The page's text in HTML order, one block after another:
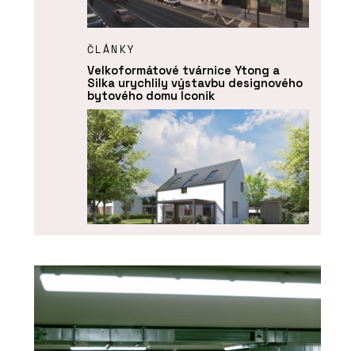
ČLÁNKY
Velkoformátové tvárnice Ytong a
Silka urychlily výstavbu designového
bytového domu Iconik
SLUŽBY
Návrh a projektování projektů - Xella